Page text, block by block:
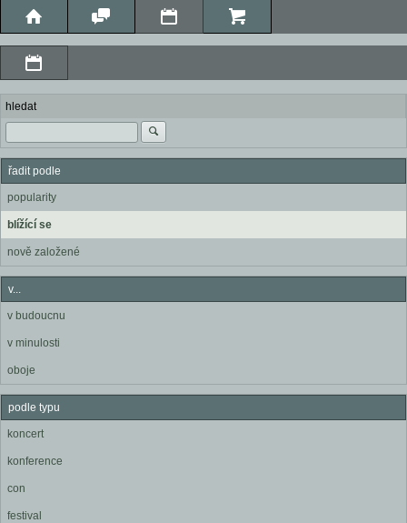
hledat
řadit podle
popularity
blížící se
nově založené
v...
v budoucnu
v minulosti
oboje
podle typu
koncert
konference
con
festival